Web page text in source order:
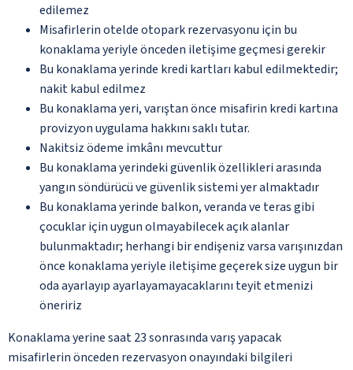
edilemez
Misafirlerin otelde otopark rezervasyonu için bu
konaklama yeriyle önceden iletişime geçmesi gerekir
Bu konaklama yerinde kredi kartları kabul edilmektedir;
nakit kabul edilmez
Bu konaklama yeri, varıştan önce misafirin kredi kartına
provizyon uygulama hakkını saklı tutar.
Nakitsiz ödeme imkânı mevcuttur
Bu konaklama yerindeki güvenlik özellikleri arasında
yangın söndürücü ve güvenlik sistemi yer almaktadır
Bu konaklama yerinde balkon, veranda ve teras gibi
çocuklar için uygun olmayabilecek açık alanlar
bulunmaktadır; herhangi bir endişeniz varsa varışınızdan
önce konaklama yeriyle iletişime geçerek size uygun bir
oda ayarlayıp ayarlayamayacaklarını teyit etmenizi
öneririz
Konaklama yerine saat 23 sonrasında varış yapacak
misafirlerin önceden rezervasyon onayındaki bilgileri